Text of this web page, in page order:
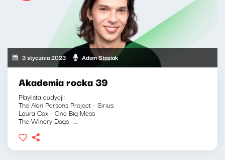
3 stycznia 2023 Adam Stasiak
Akademia rocka 39
Playlista audycji:
The Alan Parsons Project - Sirius
Laura Cox - One Big Mess
The Winery Dogs -...